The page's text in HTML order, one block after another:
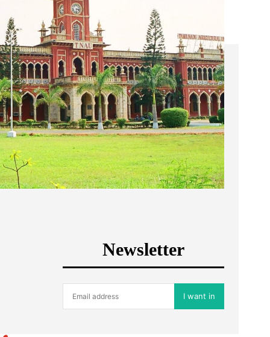
Newsletter
I want in